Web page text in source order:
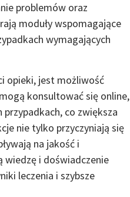
problemów oraz
moduły wspomagające
wymagających
opieki, jest możliwość
konsultować się online,
co zwiększa
nie tylko przyczyniają się
na jakość i
wiedzę i doświadczenie
leczenia i szybsze